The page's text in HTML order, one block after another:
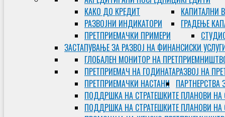
КАКО ДО КРЕДИТ
РАЗВОЈНИ ИНДИКАТОРИ
ПРЕТПРИЕМАЧКИ ПРИМЕРИ
КАПИТАЛНИ
ГРАДЕЊЕ
ЗАСТАПУВАЊЕ ЗА РАЗВОЈ НА ФИНАНСИСКИ
ГЛОБАЛЕН МОНИТОР НА
РАЗВОЈ НА
ПРЕТПРИЕМАЧ НА ГОДИНАТА
ПРЕТПРИЕМАЧКИ НАСТАНИ ПАРТНЕРСТВА
ПОДДРШКА НА СТРАТЕШКИТЕ ПЛАНОВИ НА
ПОДДРШКА НА СТРАТЕШКИТЕ ПЛАНОВИ НА